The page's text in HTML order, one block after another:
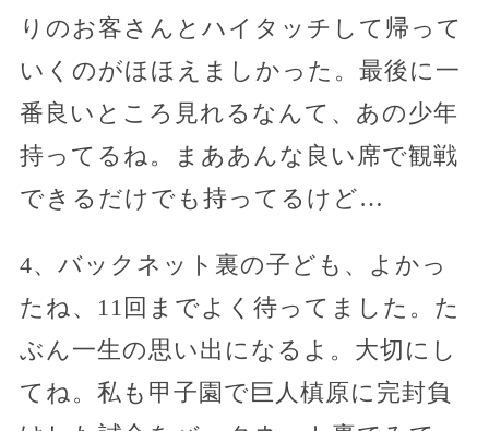
りのお客さんとハイタッチして帰って
いくのがほほえましかった。最後に一
番良いところ見れるなんて、あの少年
持ってるね。まああんな良い席で観戦
できるだけでも持ってるけど…
4、バックネット裏の子ども、よかっ
たね、11回までよく待ってました。た
ぶん一生の思い出になるよ。大切にし
てね。私も甲子園で巨人槙原に完封負